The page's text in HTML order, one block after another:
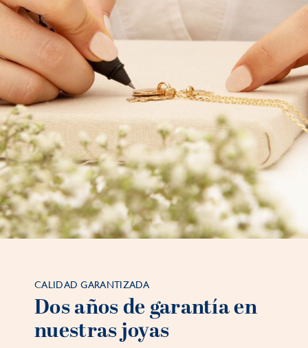
CALIDAD GARANTIZADA
Dos años de garantía en
nuestras joyas